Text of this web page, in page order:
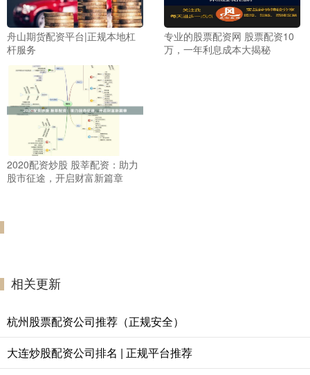
舟山期货配资平台|正规本地杠
杆服务
专业的股票配资网 股票配资10
万，一年利息成本大揭秘
2020配资炒股 股莘配资：助力
股市征途，开启财富新篇章
相关更新
杭州股票配资公司推荐（正规安全）
大连炒股配资公司排名 | 正规平台推荐